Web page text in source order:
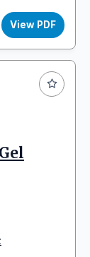
View PDF